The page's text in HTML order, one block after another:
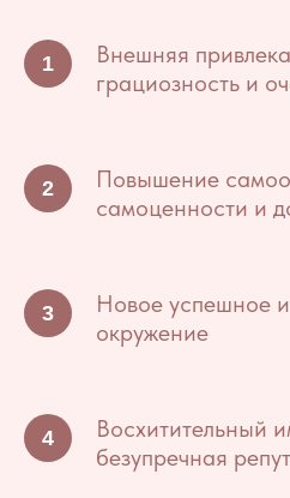
Внешняя
грациозность и
Повышение
самоценности и
Новое успешное
окружение
Восхитительный
безупречная